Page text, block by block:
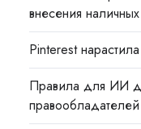
внесения
Pinterest
Правила для ИИ
правообладателей